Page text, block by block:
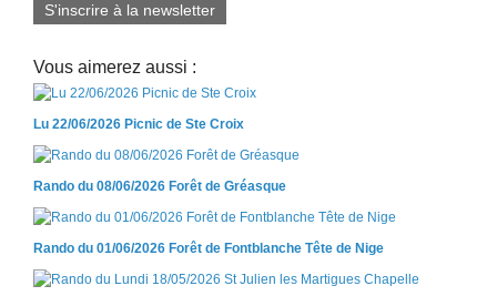
S'inscrire à la newsletter
Vous aimerez aussi :
Lu 22/06/2026 Picnic de Ste Croix
Rando du 08/06/2026 Forêt de Gréasque
Rando du 01/06/2026 Forêt de Fontblanche Tête de Nige